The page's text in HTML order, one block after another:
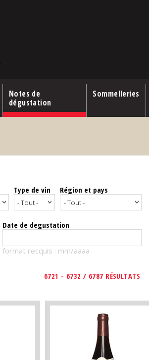
Notes de
dégustation
Sommelleries
Type de vin Région et pays
Date de degustation
format recquis : mm/aaaa
6721 - 6732 / 6787 RÉSULTATS